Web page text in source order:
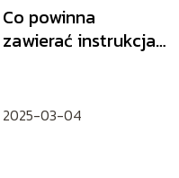
Co powinna
zawierać instrukcja
pomogą
2025-03-04